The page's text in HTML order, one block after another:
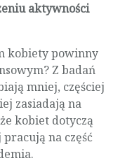
aktywności
kobiety powinny
Z badań
mniej, częściej
zasiadają na
kobiet dotyczą
pracują na część